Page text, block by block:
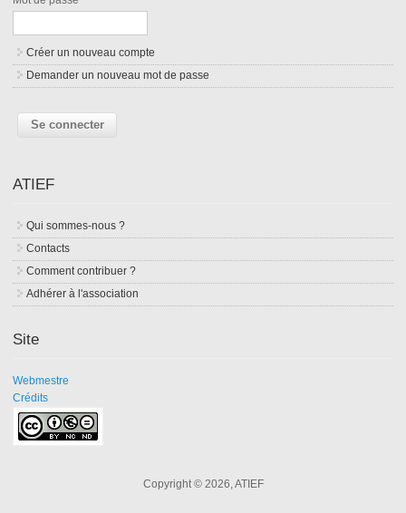
Créer un nouveau compte
Demander un nouveau mot de passe
ATIEF
Qui sommes-nous ?
Contacts
Comment contribuer ?
Adhérer à l'association
Site
Webmestre
Crédits
Copyright © 2026, ATIEF